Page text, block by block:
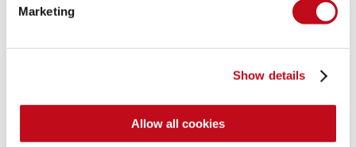
Marketing
Show details
Allow all cookies